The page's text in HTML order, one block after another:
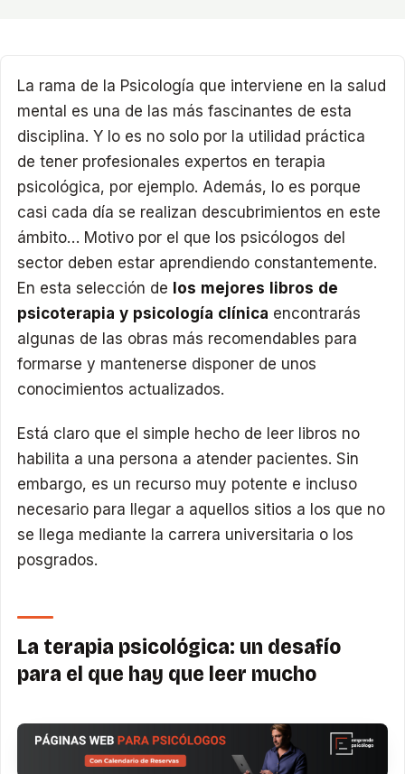
La rama de la Psicología que interviene en la salud
mental es una de las más fascinantes de esta
disciplina. Y lo es no solo por la utilidad práctica
de tener profesionales expertos en terapia
psicológica, por ejemplo. Además, lo es porque
casi cada día se realizan descubrimientos en este
ámbito… Motivo por el que los psicólogos del
sector deben estar aprendiendo constantemente.
En esta selección de los mejores libros de
psicoterapia y psicología clínica encontrarás
algunas de las obras más recomendables para
formarse y mantenerse disponer de unos
conocimientos actualizados.
Está claro que el simple hecho de leer libros no
habilita a una persona a atender pacientes. Sin
embargo, es un recurso muy potente e incluso
necesario para llegar a aquellos sitios a los que no
se llega mediante la carrera universitaria o los
posgrados.
La terapia psicológica: un desafío
para el que hay que leer mucho